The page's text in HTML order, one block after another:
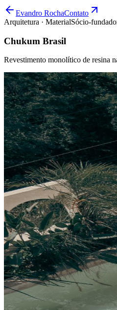
Evandro RochaContato
Arquitetura · MaterialSócio-
Chukum Brasil
Revestimento monolítico de resina